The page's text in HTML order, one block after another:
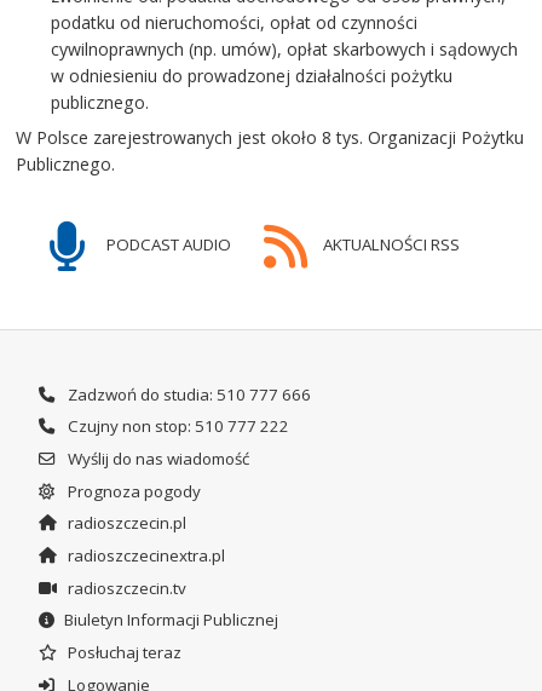
podatku od nieruchomości, opłat od czynności
cywilnoprawnych (np. umów), opłat skarbowych i sądowych
w odniesieniu do prowadzonej działalności pożytku
publicznego.
W Polsce zarejestrowanych jest około 8 tys. Organizacji Pożytku
Publicznego.
PODCAST AUDIO AKTUALNOŚCI RSS
Zadzwoń do studia: 510 777 666
Czujny non stop: 510 777 222
Wyślij do nas wiadomość
Prognoza pogody
radioszczecin.pl
radioszczecinextra.pl
radioszczecin.tv
Biuletyn Informacji Publicznej
Posłuchaj teraz
Logowanie